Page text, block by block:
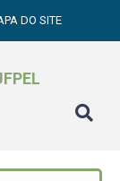
DO SITE